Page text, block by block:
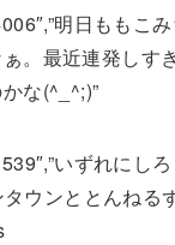
明日ももこ
。最近連発しす
な(^_^;)”
いずれにし
ウンととんねる